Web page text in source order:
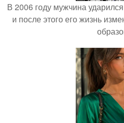
В 2006 году мужчина
и после этого его жизнь